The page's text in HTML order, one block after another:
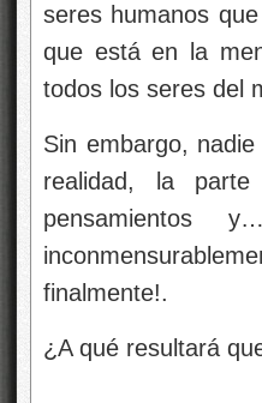
seres humanos
que está en la
todos los seres del
Sin embargo,
realidad, la
pensamientos
finalmente!.
¿A qué resultará